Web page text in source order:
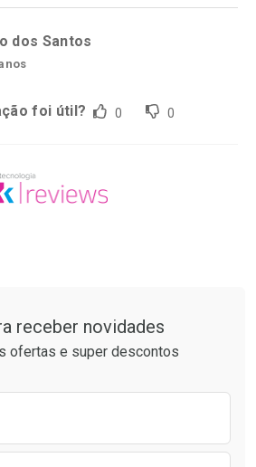
dos Santos
foi útil? 0 0
receber novidades
ofertas e super descontos